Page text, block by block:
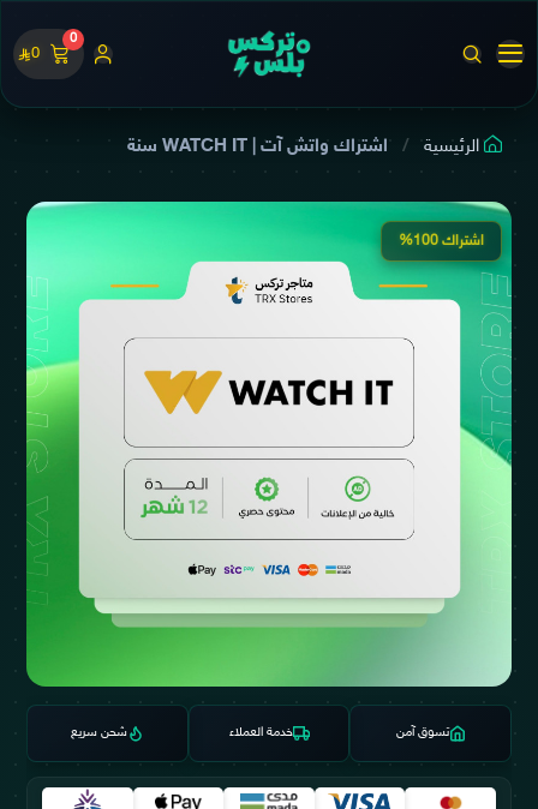
0
0
الرئيسية اشتراك واتش آت | WATCH IT سنة
اشتراك 100%
تسوق آمن خدمة العملاء شحن سريع